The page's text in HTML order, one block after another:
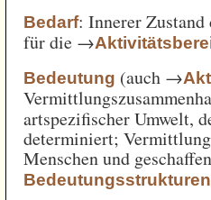
Bedarf: Innerer
für die →
Bedeutung (auch →
artspezifischer Umwelt,
determiniert;
Menschen und
Bedeutungsstrukturen